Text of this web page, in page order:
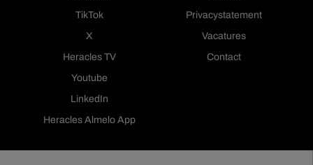
TikTok
X
Heracles TV
Youtube
LinkedIn
Heracles Almelo App
Privacystatement
Vacatures
Contact